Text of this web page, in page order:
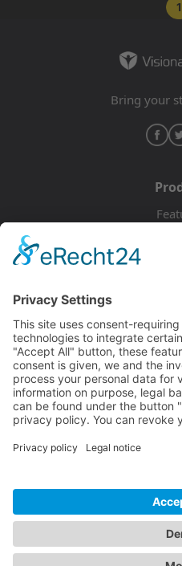
1
Bring your